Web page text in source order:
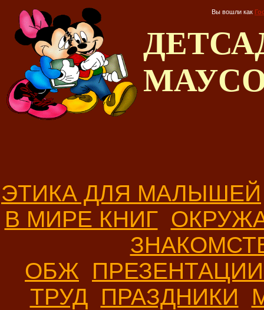
Вы вошли как
ЭТИКА ДЛЯ МАЛЫШЕЙ
В МИРЕ КНИГ
ОБЖ
ТРУД ПРАЗДНИКИ